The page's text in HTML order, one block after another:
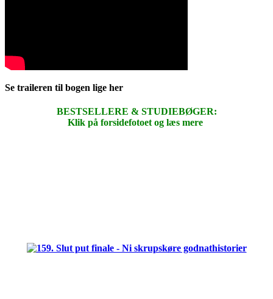
Se traileren til bogen lige her
BESTSELLERE & STUDIEBØGER:
Klik på forsidefotoet og læs mere